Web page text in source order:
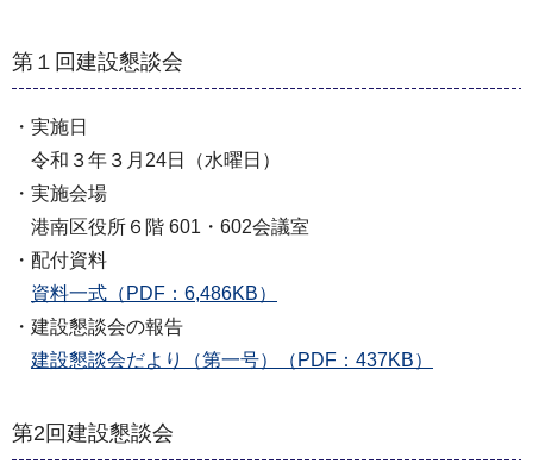
第１回建設懇談会
・実施日
令和３年３月24日（水曜日）
・実施会場
港南区役所６階 601・602会議室
・配付資料
資料一式（PDF：6,486KB）
・建設懇談会の報告
建設懇談会だより（第一号）（PDF：437KB）
第2回建設懇談会